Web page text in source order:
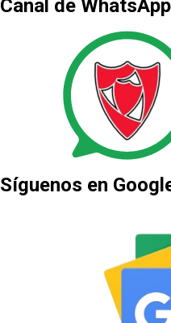
Canal de WhatsApp
Síguenos en